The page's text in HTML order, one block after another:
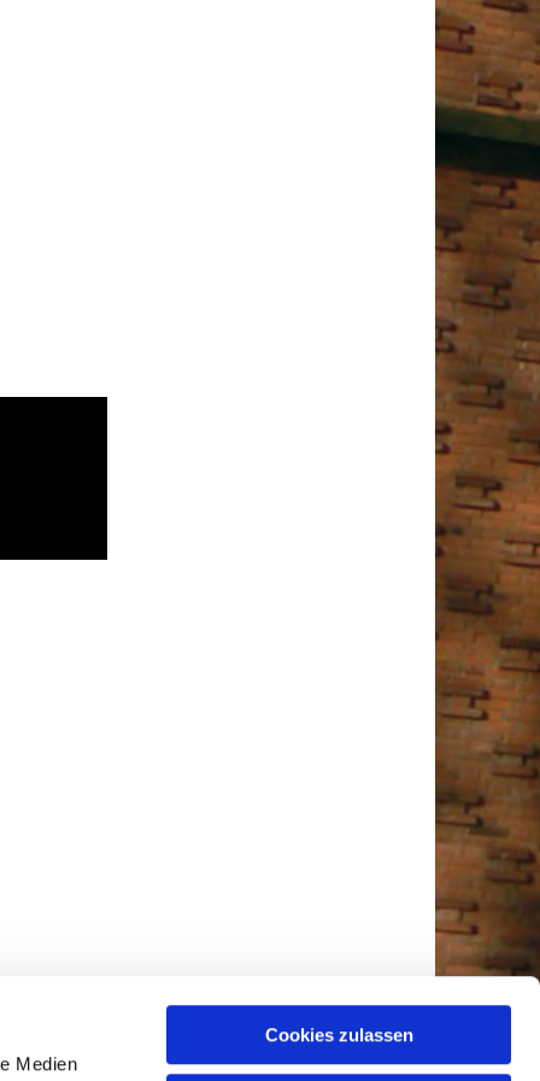
Medien
Cookies zulassen